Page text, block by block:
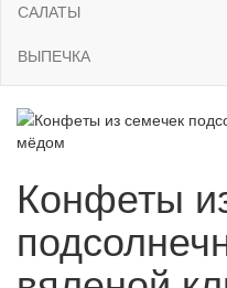
САЛАТЫ
ВЫПЕЧКА
Конфеты